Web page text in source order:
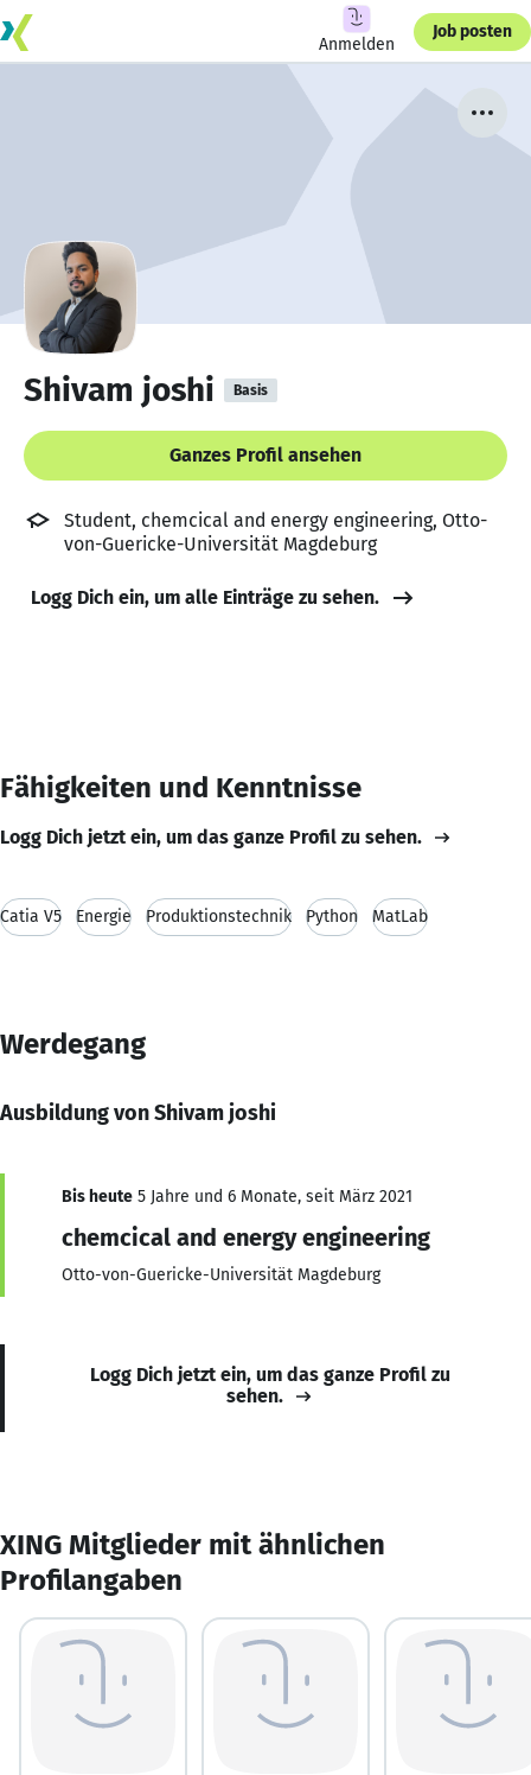
Anmelden
Job posten
Shivam joshi Basis
Ganzes Profil ansehen
Student, chemcical and energy engineering, Otto-
von-Guericke-Universität Magdeburg
Logg Dich ein, um alle Einträge zu sehen.
Fähigkeiten und Kenntnisse
Logg Dich jetzt ein, um das ganze Profil zu sehen.
Catia V5 Energie Produktionstechnik Python MatLab
Werdegang
Ausbildung von Shivam joshi
Bis heute 5 Jahre und 6 Monate, seit März 2021
chemcical and energy engineering
Otto-von-Guericke-Universität Magdeburg
Logg Dich jetzt ein, um das ganze Profil zu
sehen.
XING Mitglieder mit ähnlichen
Profilangaben